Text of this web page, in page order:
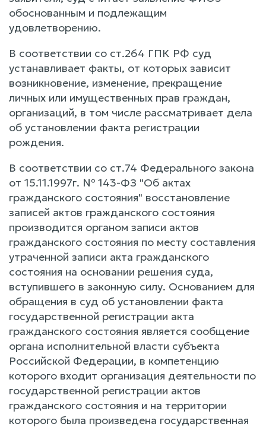
обоснованным и подлежащим
удовлетворению.
В соответствии со ст.264 ГПК РФ суд
устанавливает факты, от которых зависит
возникновение, изменение, прекращение
личных или имущественных прав граждан,
организаций, в том числе рассматривает дела
об установлении факта регистрации
рождения.
В соответствии со ст.74 Федерального закона
от 15.11.1997г. № 143-ФЗ "Об актах
гражданского состояния" восстановление
записей актов гражданского состояния
производится органом записи актов
гражданского состояния по месту составления
утраченной записи акта гражданского
состояния на основании решения суда,
вступившего в законную силу. Основанием для
обращения в суд об установлении факта
государственной регистрации акта
гражданского состояния является сообщение
органа исполнительной власти субъекта
Российской Федерации, в компетенцию
которого входит организация деятельности по
государственной регистрации актов
гражданского состояния и на территории
которого была произведена государственная